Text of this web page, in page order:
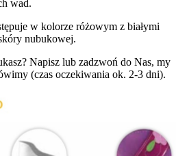
wad.
w kolorze różowym z białymi
nubukowej.
Napisz lub zadzwoń do Nas, my
(czas oczekiwania ok. 2-3 dni).